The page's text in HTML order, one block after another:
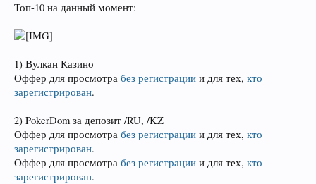
Топ-10 на данный момент:
1) Вулкан Казино
Оффер для просмотра без регистрации и для тех, кто
зарегистрирован.
2) PokerDom за депозит /RU, /KZ
Оффер для просмотра без регистрации и для тех, кто
зарегистрирован.
Оффер для просмотра без регистрации и для тех, кто
зарегистрирован.